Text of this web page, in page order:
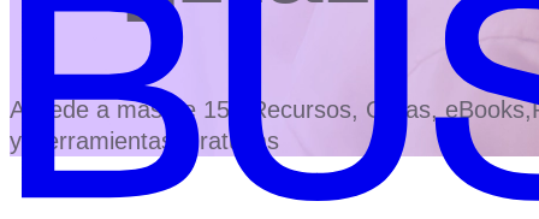
Accede a más de 150 Recursos, Guías,
y Herramientas Gratuitas